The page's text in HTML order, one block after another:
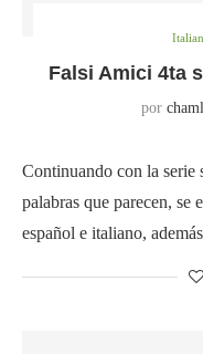
Falsi Amici 4ta
por
Continuando con la serie
palabras que parecen, se
español e italiano,